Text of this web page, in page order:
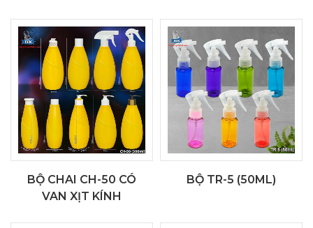
BỘ CHAI CH-50 CÓ
VAN XỊT KÍNH
BỘ TR-5 (50ML)